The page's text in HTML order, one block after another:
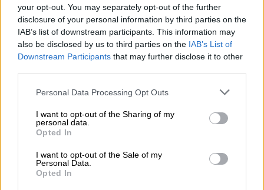
your opt-out. You may separately opt-out of the further
disclosure of your personal information by third parties on the
IAB’s list of downstream participants. This information may
also be disclosed by us to third parties on the IAB’s List of
Downstream Participants that may further disclose it to other
Please note that this website/app uses one or more Google
not limited to your visit or usage behaviour. You may click to
grant or deny consent to Google and its third-party tags to
use your data for below specified purposes in below Google
consent section.
Personal Data Processing Opt Outs
I want to opt-out of the Sharing of my
personal data.
Opted In
I want to opt-out of the Sale of my
Personal Data.
Opted In
Σινεμά|17.04.2020 15:24
Βιβλικά έπη και «Ιστορία του Θεού» με